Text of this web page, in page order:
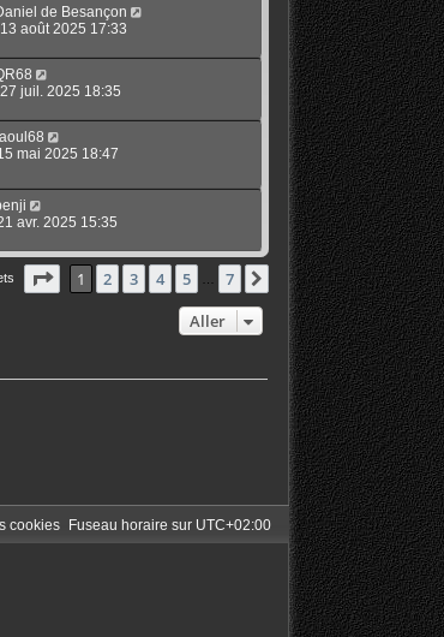
de Besançon
août 2025 17:33
juil. 2025 18:35
mai 2025 18:47
avr. 2025 15:35
Page sur7
1 2 3 4 5 7 Suivant
Aller
Fuseau horaire sur UTC+02:00
cookies